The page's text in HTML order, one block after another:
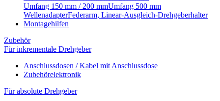
Umfang 150 mm / 200 mmUmfang 500 mm
WellenadapterFederarm, Linear-Ausgleich-Drehgeberhalter
Montagehilfen
Zubehör
Für inkrementale Drehgeber
Anschlussdosen / Kabel mit Anschlussdose
Zubehörelektronik
Für absolute Drehgeber